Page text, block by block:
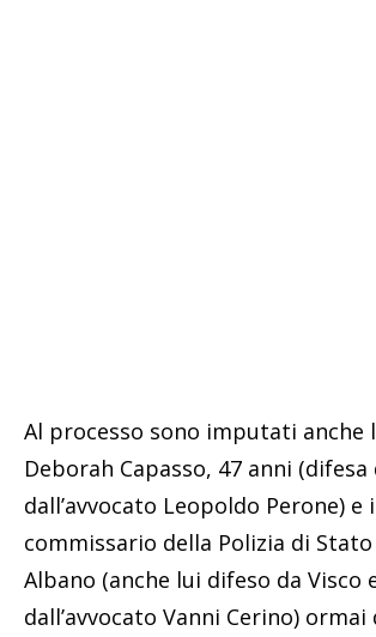
Al processo sono imputati anche
Deborah Capasso, 47 anni (difesa
dall’avvocato Leopoldo Perone)
commissario della Polizia di
Albano (anche lui difeso da Visco
dall’avvocato Vanni Cerino)